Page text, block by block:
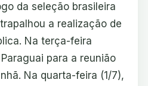
da seleção brasileira
a realização de
Na terça-feira
para a reunião
Na quarta-feira (1/7),